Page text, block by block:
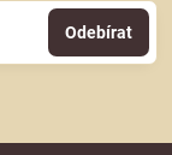
Odebírat